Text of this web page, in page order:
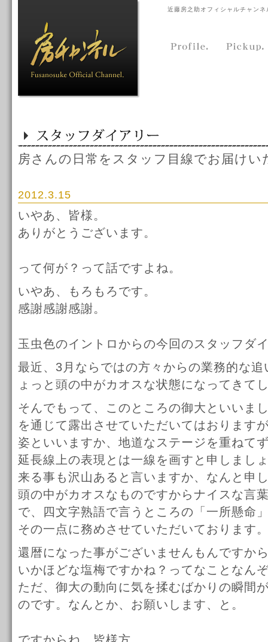
近藤房之助オフィシャルチャン
房さんの日常をスタッフ目線でお届けい
2012.3.15
いやあ、皆様。
ありがとうございます。
って何が？って話ですよね。
いやあ、もろもろです。
感謝感謝感謝。
玉虫色のイントロからの今回のスタッフダ
最近、3月ならではの方々からの業務的な
ょっと頭の中がカオスな状態になってきて
そんでもって、このところの御大といいま
を通じて露出させていただいてはおります
姿といいますか、地道なステージを重ねて
延長線上の表現とは一線を画すと申しまし
来る事も沢山あると言いますか、なんと申
頭の中がカオスなものですからナイスな言
で、四文字熟語で言うところの「一所懸命
その一点に務めさせていただいております
還暦になった事がございませんもんですか
いかほどな塩梅ですかね？ってなことなん
ただ、御大の動向に気を揉むばかりの瞬間
のです。なんとか、お願いします、と。